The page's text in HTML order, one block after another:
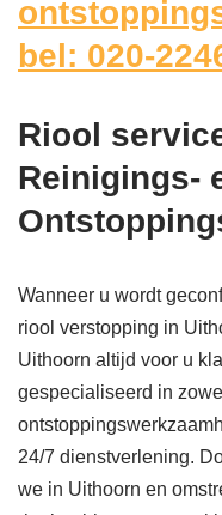
bel: 020-
Riool
Reinigings-
Wanneer u wordt
riool verstopping in
Uithoorn altijd voor u
gespecialiseerd in
24/7 dienstverlening.
we in Uithoorn en